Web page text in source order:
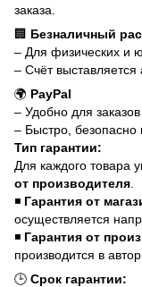
заказа.
🏢 Безналичный
– Для физических и
– Счёт выставляется
🌍 PayPal
– Удобно для
– Быстро, безопасно
Тип гарантии:
Для каждого товара
от производителя
◾ Гарантия от
осуществляется
◾ Гарантия от
производится в
🕒 Срок гарантии: